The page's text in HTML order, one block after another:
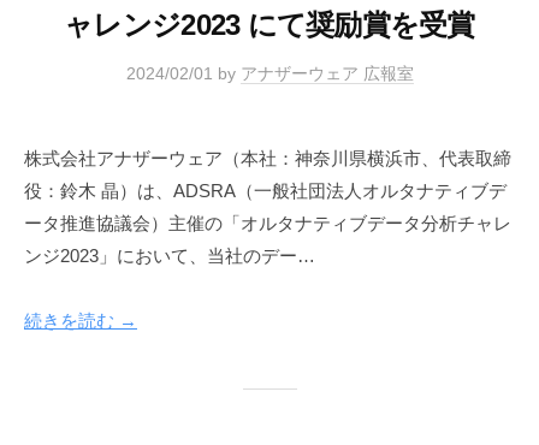
ャレンジ2023 にて奨励賞を受賞
2024/02/01 by アナザーウェア 広報室
株式会社アナザーウェア（本社：神奈川県横浜市、代表取締
役：鈴木 晶）は、ADSRA（一般社団法人オルタナティブデ
ータ推進協議会）主催の「オルタナティブデータ分析チャレ
ンジ2023」において、当社のデー…
続きを読む →